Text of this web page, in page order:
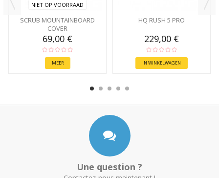
NIET OP VOORRAAD
SCRUB MOUNTAINBOARD
COVER
69,00 €
MEER
HQ RUSH 5 PRO
229,00 €
IN WINKELWAGEN
Une question ?